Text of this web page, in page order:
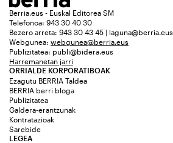
Berria.eus - Euskal Editorea SM
Telefonoa: 943 30 40 30
Bezero arreta: 943 30 43 45 | laguna@berria.eus
Webgunea: webgunea@berria.eus
Publizitatea: publi@bidera.eus
Harremanetan jarri
ORRIALDE KORPORATIBOAK
Ezagutu BERRIA Taldea
BERRIA berri bloga
Publizitatea
Galdera-erantzunak
Kontratazioak
Sarebide
LEGEA